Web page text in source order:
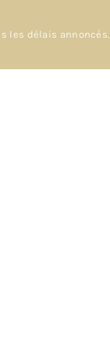
les délais annoncés.